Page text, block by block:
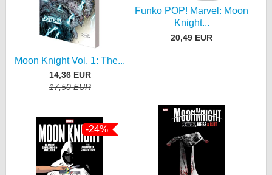
Moon Knight Vol. 1: The...
14,36 EUR
17,50 EUR
Funko POP! Marvel: Moon
Knight...
20,49 EUR
-24%